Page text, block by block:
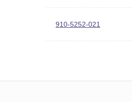
910-5252-021